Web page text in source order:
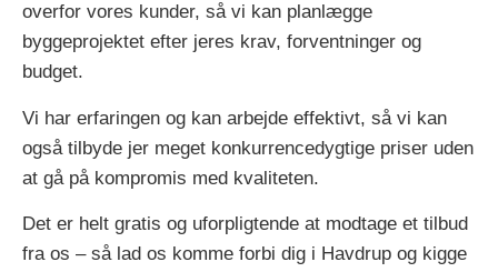
overfor vores kunder, så vi kan planlægge
byggeprojektet efter jeres krav, forventninger og
budget.
Vi har erfaringen og kan arbejde effektivt, så vi kan
også tilbyde jer meget konkurrencedygtige priser uden
at gå på kompromis med kvaliteten.
Det er helt gratis og uforpligtende at modtage et tilbud
fra os – så lad os komme forbi dig i Havdrup og kigge